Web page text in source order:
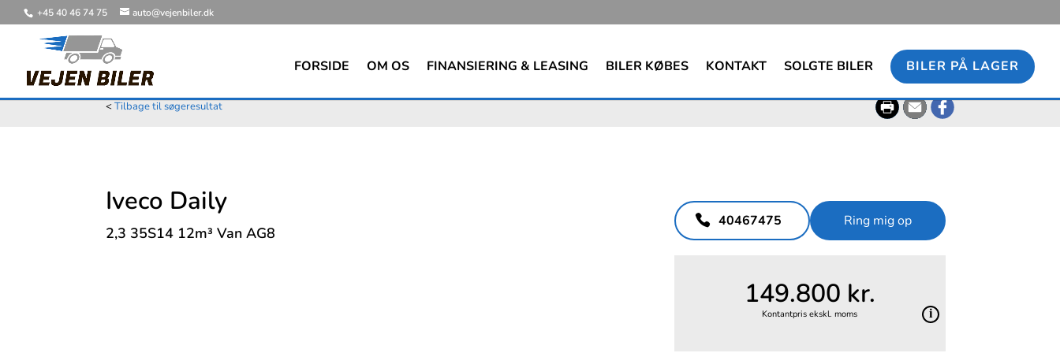
+45 40 46 74 75 auto@vejenbiler.dk
FORSIDE OM OS FINANSIERING & LEASING BILER KØBES KONTAKT SOLGTE BILER BILER PÅ LAGER
<Tilbage til søgeresultat
Iveco Daily
2,3 35S14 12m³ Van AG8
40467475 Ring mig op
149.800 kr.
Kontantpris ekskl. moms